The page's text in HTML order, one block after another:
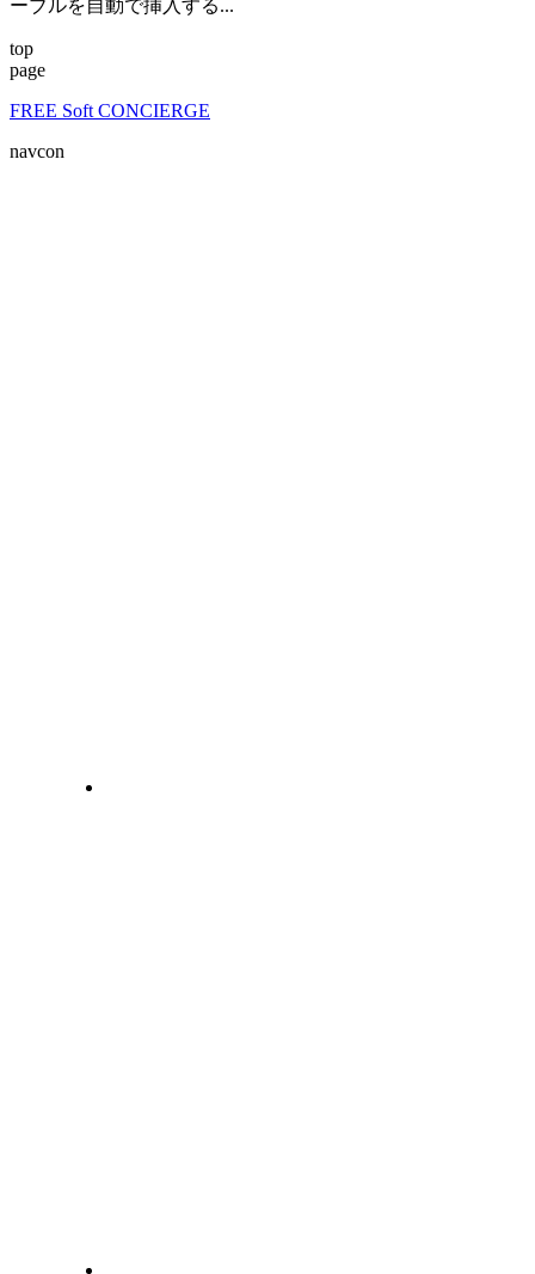
ーブルを自動で挿入する...
top
page
FREE Soft CONCIERGE
navcon